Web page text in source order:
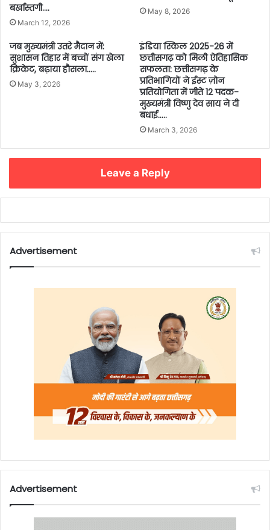
बर्खास्तगी….
March 12, 2026
May 8, 2026
जब मुख्यमंत्री उतरे मैदान में:
सुशासन तिहार में बच्चों संग खेला
क्रिकेट, बढ़ाया हौसला…..
May 3, 2026
इंडिया स्किल 2025-26 में
छत्तीसगढ़ को मिली ऐतिहासिक
सफलता: छत्तीसगढ़ के
प्रतिभागियों ने ईस्ट ज़ोन
प्रतियोगिता में जीते 12 पदक-
मुख्यमंत्री विष्णु देव साय ने दी
बधाई…..
March 3, 2026
Leave a Reply
Advertisement
Advertisement